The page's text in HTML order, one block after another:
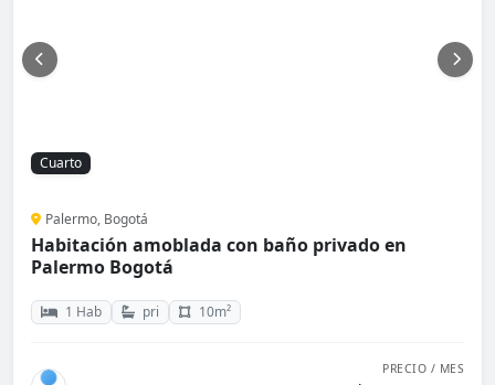
Cuarto
Palermo, Bogotá
Habitación amoblada con baño privado en
Palermo Bogotá
1 Hab pri 10m²
PRECIO / MES